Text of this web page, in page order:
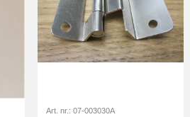
Art. nr.: 07-003030A